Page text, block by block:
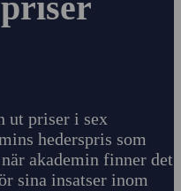
ut priser i sex
hederspris som
akademin finner det
sina insatser inom